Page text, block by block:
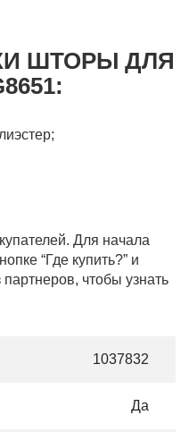
ШТОРЫ ДЛЯ
Для начала
“Где купить?” и
чтобы узнать
1037832
Да